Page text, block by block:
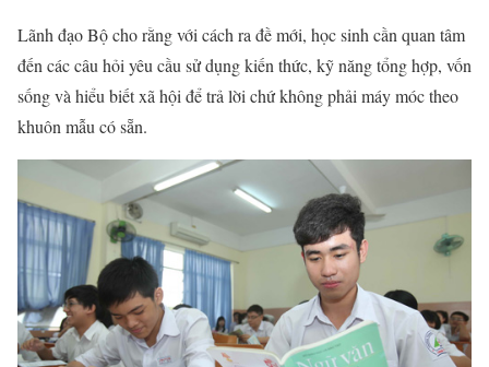
Lãnh đạo Bộ cho rằng với cách ra đề mới, học sinh cần quan tâm
đến các câu hỏi yêu cầu sử dụng kiến thức, kỹ năng tổng hợp, vốn
sống và hiểu biết xã hội để trả lời chứ không phải máy móc theo
khuôn mẫu có sẵn.